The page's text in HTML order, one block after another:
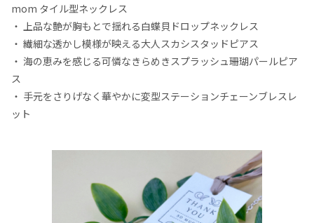
mom タイル型ネックレス
・ 上品な艶が胸もとで揺れる白蝶貝ドロップネックレス
・ 繊細な透かし模様が映える大人スカシスタッドピアス
・ 海の恵みを感じる可憐なきらめきスプラッシュ珊瑚パールピア
ス
・ 手元をさりげなく華やかに変型ステーションチェーンブレスレ
ット